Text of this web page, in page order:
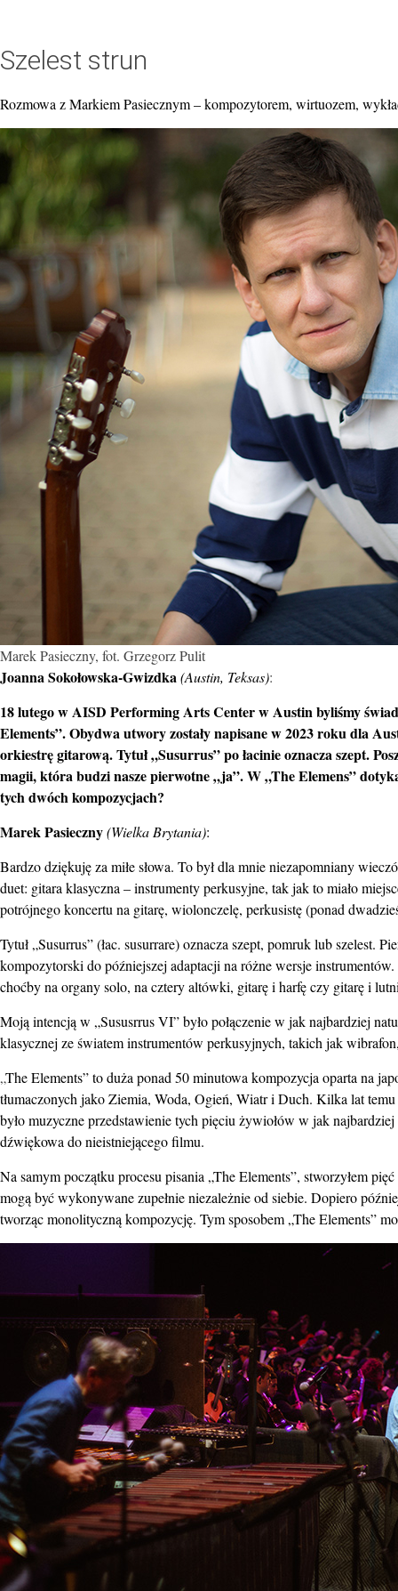
Szelest strun
Rozmowa z Markiem Pasiecznym – kompozytorem, wirtuozem,
Marek Pasieczny, fot. Grzegorz Pulit
Joanna Sokołowska-Gwizdka(Austin, Teksas):
18 lutego w AISD Performing Arts Center w Austin byliśmy
Elements”. Obydwa utwory zostały napisane w 2023 roku dla
orkiestrę gitarową. Tytuł „Susurrus” po łacinie oznacza szept.
magii, która budzi nasze pierwotne „ja”. W „The Elemens”
tych dwóch kompozycjach?
Marek Pasieczny(Wielka Brytania):
Bardzo dziękuję za miłe słowa. To był dla mnie niezapomniany
duet: gitara klasyczna – instrumenty perkusyjne, tak jak to miało
potrójnego koncertu na gitarę, wiolonczelę, perkusistę (ponad
Tytuł „Susurrus” (łac. susurrare) oznacza szept, pomruk lub szelest.
kompozytorski do późniejszej adaptacji na różne wersje
choćby na organy solo, na cztery altówki, gitarę i harfę czy gitarę i
Moją intencją w „Sususrrus VI” było połączenie w jak najbardziej
klasycznej ze światem instrumentów perkusyjnych, takich jak
„The Elements” to duża ponad 50 minutowa kompozycja oparta na
tłumaczonych jako Ziemia, Woda, Ogień, Wiatr i Duch. Kilka lat
było muzyczne przedstawienie tych pięciu żywiołów w jak
dźwiękowa do nieistniejącego filmu.
Na samym początku procesu pisania „The Elements”, stworzyłem
mogą być wykonywane zupełnie niezależnie od siebie. Dopiero
tworząc monolityczną kompozycję. Tym sposobem „The Elements”